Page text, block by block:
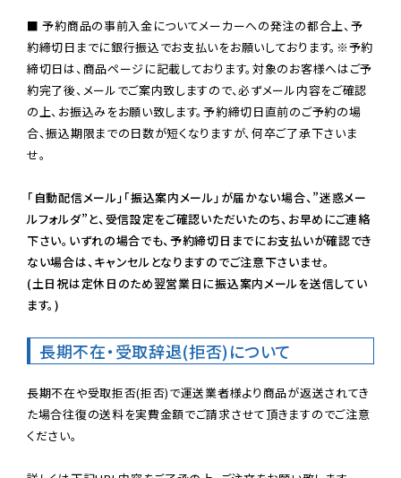
■ 予約商品の事前入金についてメーカーへの発注の都合上、予
約締切日までに銀行振込でお支払いをお願いしております。※予約
締切日は、商品ページに記載しております。対象のお客様へはご予
約完了後、メールでご案内致しますので、必ずメール内容をご確認
の上、お振込みをお願い致します。予約締切日直前のご予約の場
合、振込期限までの日数が短くなりますが、何卒ご了承下さいま
せ。
「自動配信メール」「振込案内メール」が届かない場合、”迷惑メー
ルフォルダ”と、受信設定をご確認いただいたのち、お早めにご連絡
下さい。いずれの場合でも、予約締切日までにお支払いが確認でき
ない場合は、キャンセルとなりますのでご注意下さいませ。
(土日祝は定休日のため翌営業日に振込案内メールを送信してい
ます。)
長期不在・受取辞退(拒否)について
長期不在や受取拒否(拒否)で運送業者様より商品が返送されてき
た場合往復の送料を実費金額でご請求させて頂きますのでご注意
ください。